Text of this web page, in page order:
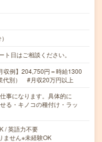
日はご相談ください。
例】204,750円＝時給1300
代別） #月収20万円以上
事になります。具体的に
る・キノコの種付け・ラッ
/ 英語力不要
ません※未経験OK